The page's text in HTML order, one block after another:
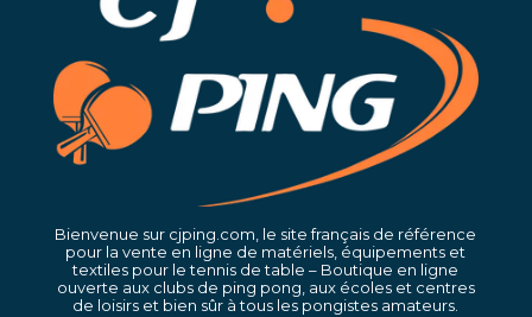
Bienvenue sur cjping.com, le site français de référence
pour la vente en ligne de matériels, équipements et
textiles pour le tennis de table – Boutique en ligne
ouverte aux clubs de ping pong, aux écoles et centres
de loisirs et bien sûr à tous les pongistes amateurs.